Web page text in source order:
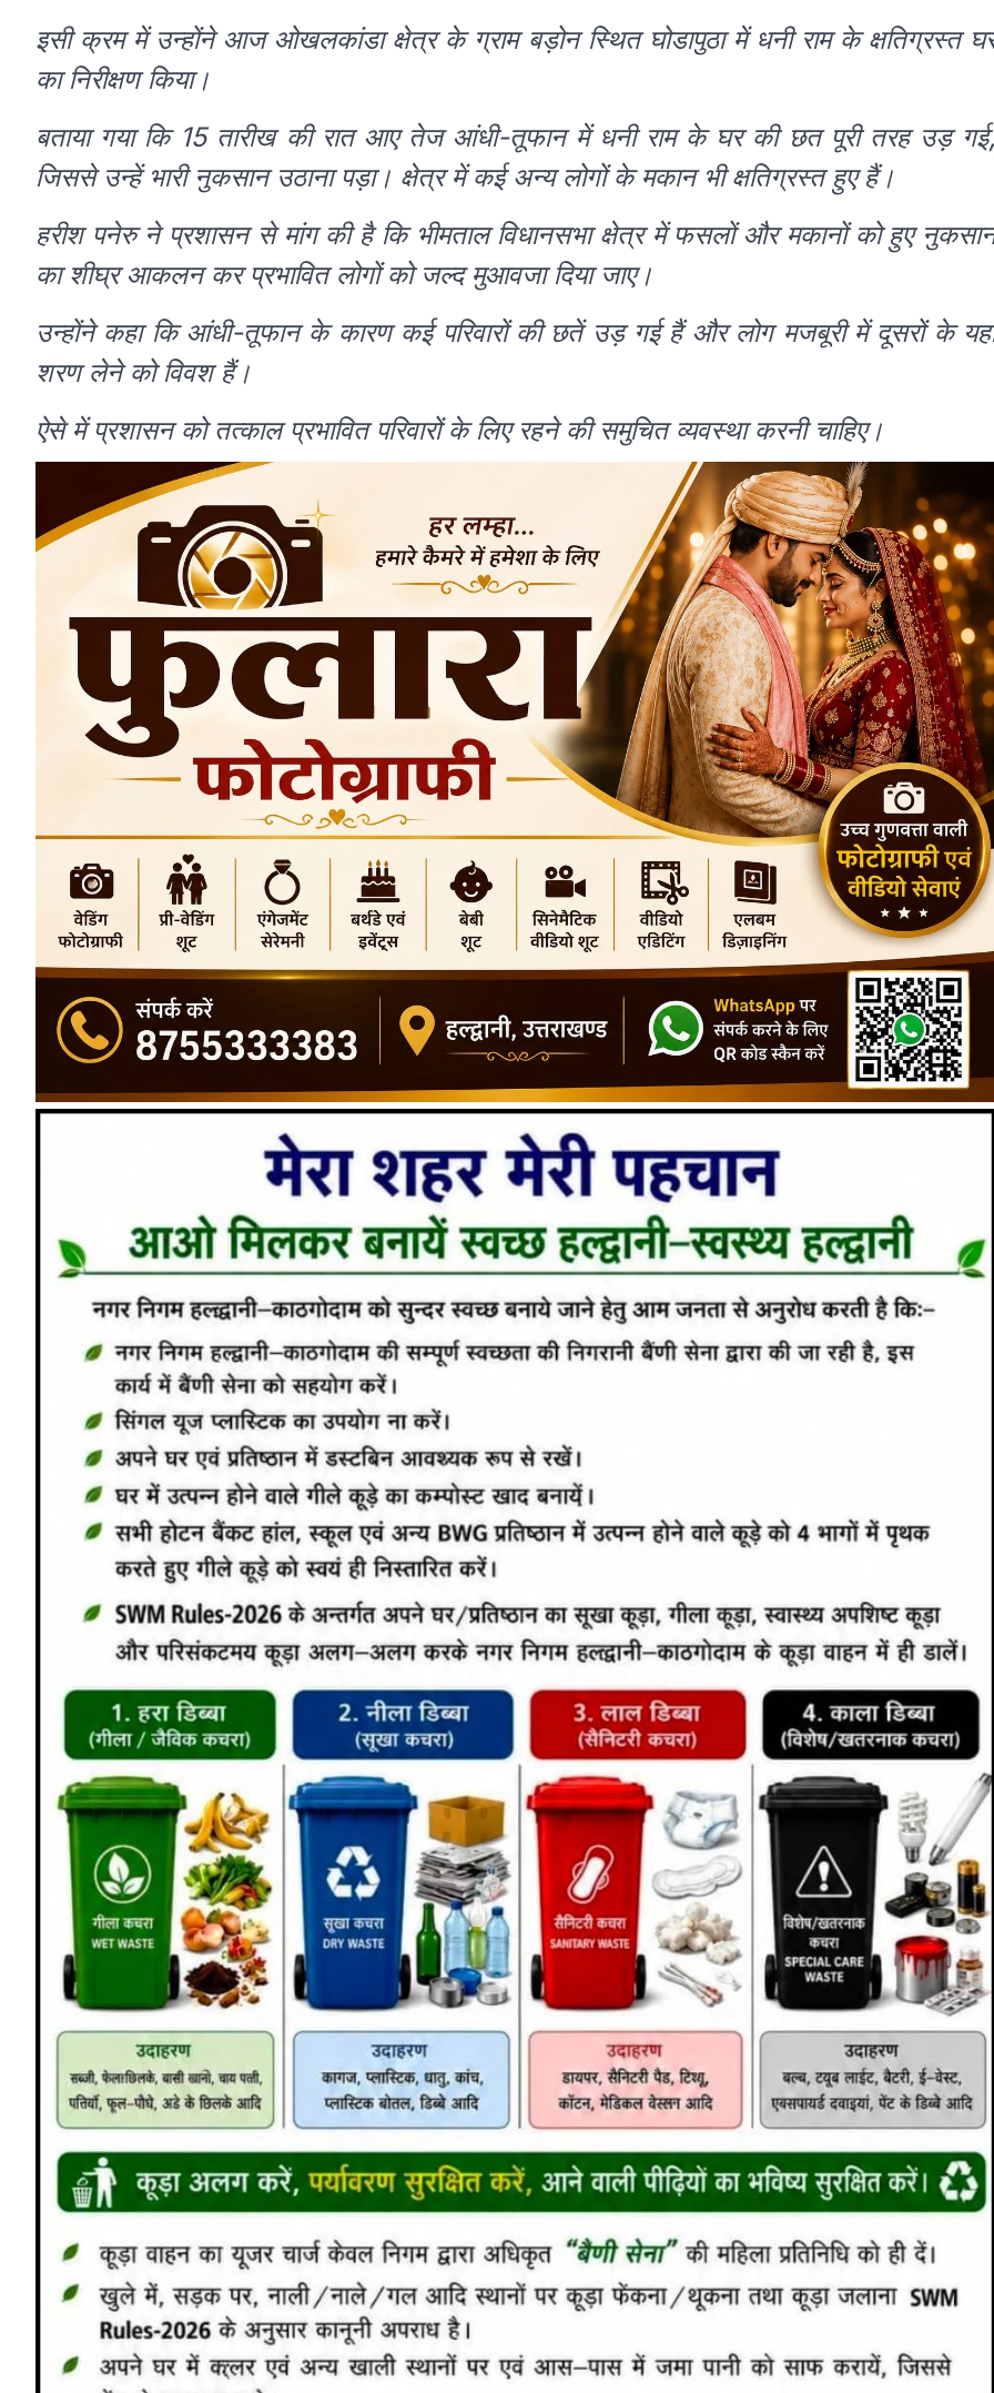
इसी क्रम में उन्होंने आज ओखलकांडा क्षेत्र के ग्राम बड़ोन स्थित घोडापुठा में धनी राम के क्षतिग्रस्त
का निरीक्षण किया।
बताया गया कि 15 तारीख की रात आए तेज आंधी-तूफान में धनी राम के घर की छत पूरी तरह उड़ गई,
जिससे उन्हें भारी नुकसान उठाना पड़ा। क्षेत्र में कई अन्य लोगों के मकान भी क्षतिग्रस्त हुए हैं।
हरीश पनेरु ने प्रशासन से मांग की है कि भीमताल विधानसभा क्षेत्र में फसलों और मकानों को हुए
का शीघ्र आकलन कर प्रभावित लोगों को जल्द मुआवजा दिया जाए।
उन्होंने कहा कि आंधी-तूफान के कारण कई परिवारों की छतें उड़ गई हैं और लोग मजबूरी में दूसरों के
शरण लेने को विवश हैं।
ऐसे में प्रशासन को तत्काल प्रभावित परिवारों के लिए रहने की समुचित व्यवस्था करनी चाहिए।